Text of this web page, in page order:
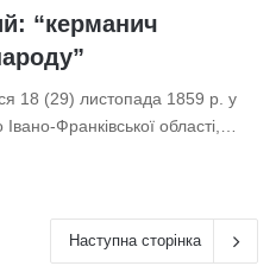
“керманич
18 (29) листопада 1859 р. у
Франківської області,…
Наступна сторінка